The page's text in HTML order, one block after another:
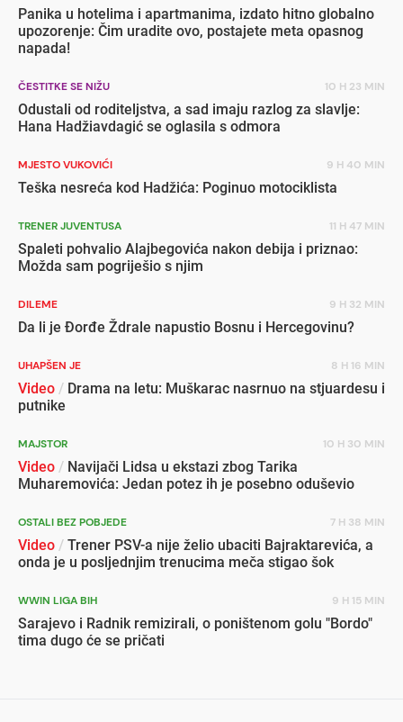
Panika u hotelima i apartmanima, izdato hitno globalno
upozorenje: Čim uradite ovo, postajete meta opasnog
napada!
ČESTITKE SE NIŽU 10 H 23 MIN
Odustali od roditeljstva, a sad imaju razlog za slavlje:
Hana Hadžiavdagić se oglasila s odmora
MJESTO VUKOVIĆI 9 H 40 MIN
Teška nesreća kod Hadžića: Poginuo motociklista
TRENER JUVENTUSA 11 H 47 MIN
Spaleti pohvalio Alajbegovića nakon debija i priznao:
Možda sam pogriješio s njim
DILEME 9 H 32 MIN
Da li je Đorđe Ždrale napustio Bosnu i Hercegovinu?
UHAPŠEN JE 8 H 16 MIN
Video / Drama na letu: Muškarac nasrnuo na stjuardesu i
putnike
MAJSTOR 10 H 30 MIN
Video / Navijači Lidsa u ekstazi zbog Tarika
Muharemovića: Jedan potez ih je posebno oduševio
OSTALI BEZ POBJEDE 7 H 38 MIN
Video / Trener PSV-a nije želio ubaciti Bajraktarevića, a
onda je u posljednjim trenucima meča stigao šok
WWIN LIGA BIH 9 H 15 MIN
Sarajevo i Radnik remizirali, o poništenom golu "Bordo"
tima dugo će se pričati